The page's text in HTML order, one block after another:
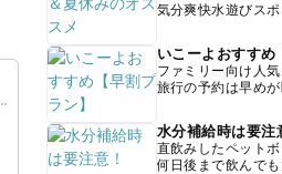
気分爽快水遊びスポ
いこーよおすすめ
ファミリー向け人気
旅行の予約は早め
水分補給時は要注
直飲みしたペットボ
何日後まで飲んでも